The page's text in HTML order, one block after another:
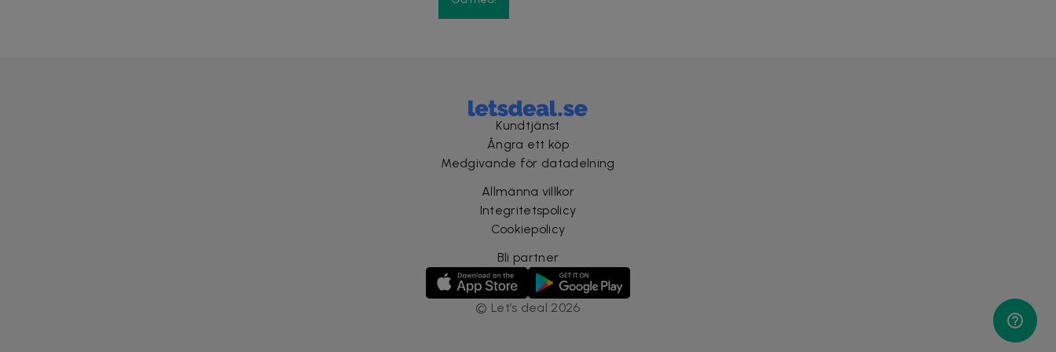
Kundtjänst
Ångra ett köp
Medgivande för datadelning
Allmänna villkor
Integritetspolicy
Cookiepolicy
Bli partner
© Let’s deal 2026